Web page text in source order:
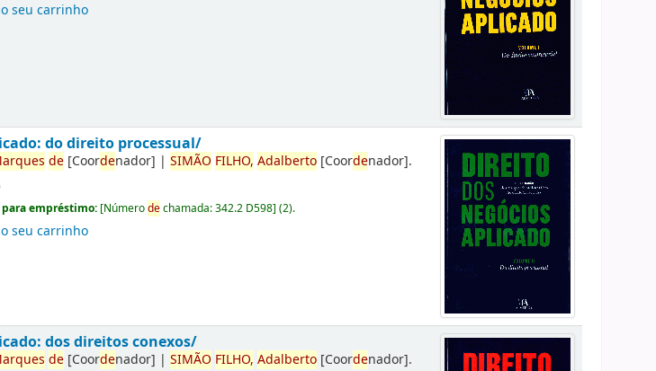
seu carrinho
do direito processual/
de [Coordenador] |SIMÃO FILHO, Adalberto [Coordenador].
empréstimo: [Númerodechamada:342.2 D598](2).
seu carrinho
dos direitos conexos/
de [Coordenador] |SIMÃO FILHO, Adalberto [Coordenador].